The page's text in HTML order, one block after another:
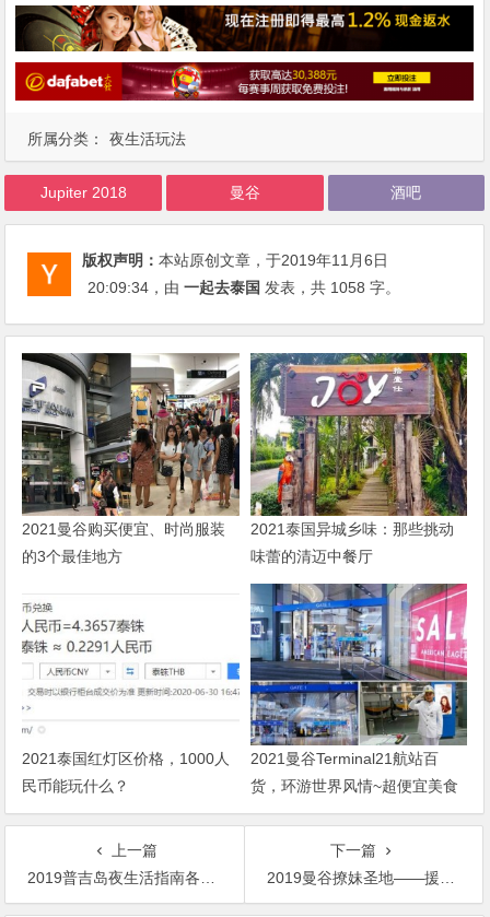
所属分类： 夜生活玩法
Jupiter 2018 曼谷 酒吧
版权声明：本站原创文章，于2019年11月6日
20:09:34 ，由一起去泰国 发表，共 1058 字。
2021曼谷购买便宜、时尚服装
的3个最佳地方
2021泰国异城乡味：那些挑动
味蕾的清迈中餐厅
2021泰国红灯区价格，1000人
民币能玩什么？
2021曼谷Terminal21航站百
货，环游世界风情~超便宜美食
街
上一篇
2019普吉岛夜生活指南各种玩法综合叙述
下一篇
2019曼谷撩妹圣地——援交吧Scratch dog